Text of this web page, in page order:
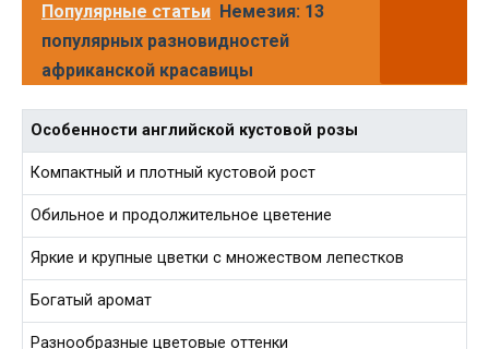
Популярные статьи Немезия: 13
популярных разновидностей
африканской красавицы
Особенности английской кустовой розы
Компактный и плотный кустовой рост
Обильное и продолжительное цветение
Яркие и крупные цветки с множеством лепестков
Богатый аромат
Разнообразные цветовые оттенки